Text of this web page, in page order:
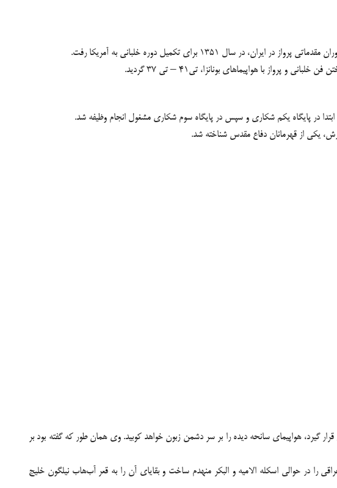
آمریکارفت.
با هواپیماهای بونانزا، تی۴۱ – تی ۳۷ گردید.
گیرد، هواپیمای سانحه دیده را بر سر دشمن زبون خواهد کوبید. وی همان طور که گفته بود بر
را در حوالی اسکله الامیه و البکر منهدم ساخت و بقایای آن را به قعر آب‌هاب نیلگون خلیج